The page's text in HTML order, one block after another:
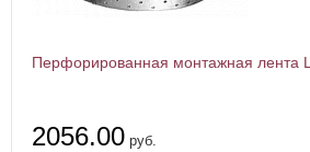
Перфорированная монтажная лента
2056.00 руб.